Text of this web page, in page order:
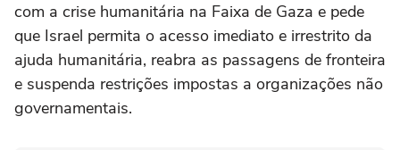
com a crise humanitária na Faixa de Gaza e pede
que Israel permita o acesso imediato e irrestrito da
ajuda humanitária, reabra as passagens de fronteira
e suspenda restrições impostas a organizações não
governamentais.